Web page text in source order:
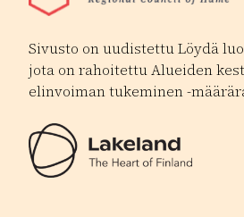
Sivusto on uudistettu Löydä
jota on rahoitettu Alueiden
elinvoiman tukeminen -